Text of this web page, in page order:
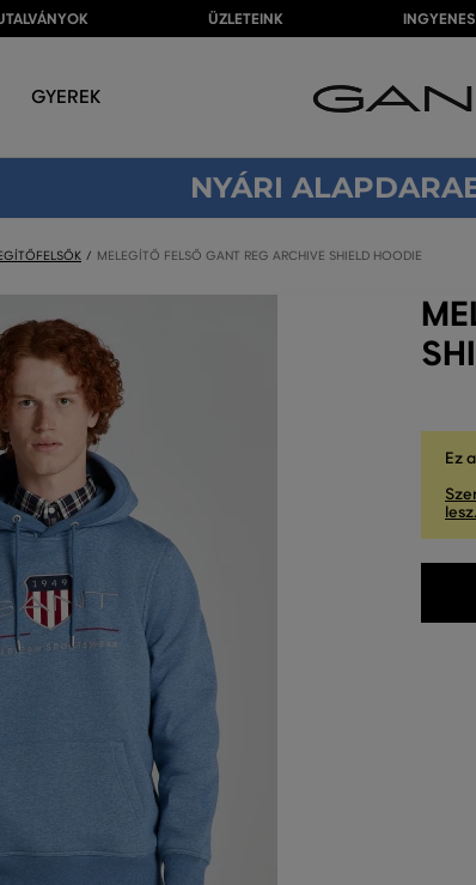
ÜZLETEINK
GYEREK
NYÁRI
MELEGÍTŐ FELSŐ GANT REG ARCHIVE SHIELD HOODIE
Ez
lesz.